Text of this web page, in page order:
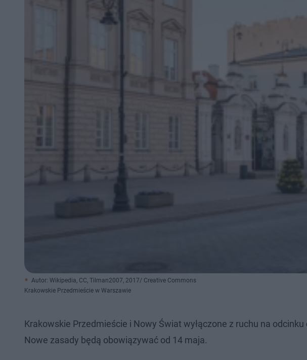
Autor: Wikipedia, CC, Tilman2007, 2017/ Creative Commons
Krakowskie Przedmieście w Warszawie
Krakowskie Przedmieście i Nowy Świat wyłączone z ruchu na
Nowe zasady będą obowiązywać od 14 maja.